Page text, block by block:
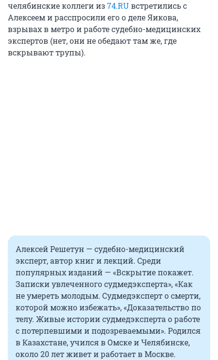
челябинские коллеги из74.RUвстретились с
Алексеем и расспросили его о деле Яикова,
взрывах в метро и работе судебно-медицинских
экспертов (нет, они не обедают там же, где
вскрывают трупы).
Алексей Решетун — судебно-медицинский
эксперт, автор книг и лекций. Среди
популярных изданий — «Вскрытие покажет.
Записки увлеченного судмедэксперта», «Как
не умереть молодым. Судмедэксперт о смерти,
которой можно избежать», «Доказательство по
телу. Живые истории судмедэксперта о работе
с потерпевшими и подозреваемыми». Родился
в Казахстане, учился в Омске и Челябинске,
около 20 лет живет и работает в Москве.